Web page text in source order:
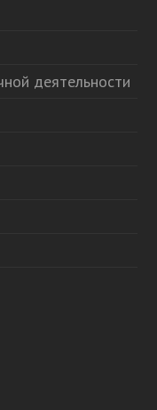
деятельности